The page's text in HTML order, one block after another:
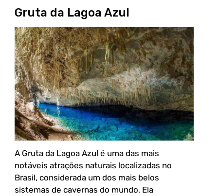
Gruta da Lagoa Azul
A Gruta da Lagoa Azul é uma das mais
notáveis atrações naturais localizadas no
Brasil, considerada um dos mais belos
sistemas de cavernas do mundo. Ela